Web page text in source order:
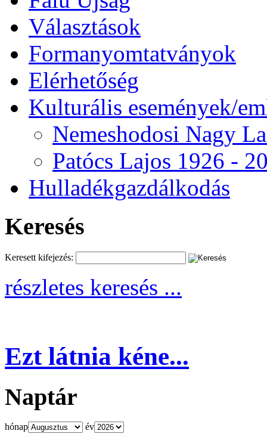
Választások
Formanyomtatványok
Elérhetőség
Kulturális események/
Nemeshodosi Nagy
Patócs Lajos 1926 -
Hulladékgazdálkodás
Keresés
Keresett kifejezés:
részletes keresés ...
Ezt látnia kéne...
Naptár
hónap év